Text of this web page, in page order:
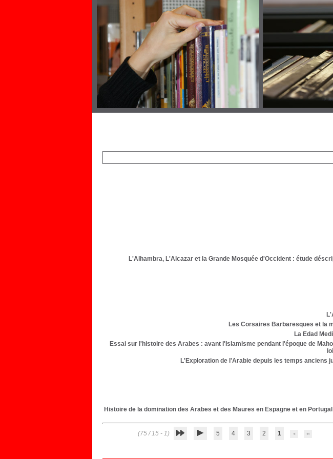
L'Alhambra, L'Alcazar et la Grande Mosquée d'Occident : étude
Les Corsaires Barbaresques et la
La Edad
Essai sur l'histoire des Arabes : avant l'Islamisme pendant l'époque de
L'Exploration de l'Arabie depuis les temps anciens
Histoire de la domination des Arabes et des Maures en Espagne et en
1
2
3
4
5
(1 - 15 / 75)